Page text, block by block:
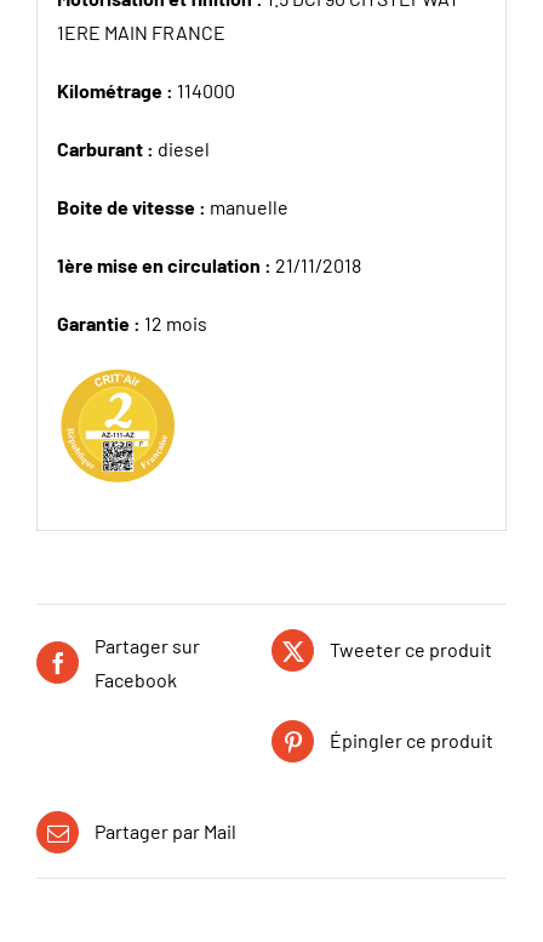
1ERE MAIN FRANCE
Kilométrage : 114000
Carburant : diesel
Boite de vitesse : manuelle
1ère mise en circulation : 21/11/2018
Garantie : 12 mois
Partager sur
Facebook
Tweeter ce produit
Épingler ce produit
Partager par Mail